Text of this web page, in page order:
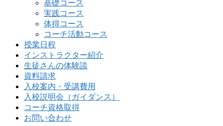
基礎コース
実践コース
体得コース
コーチ活動コース
授業日程
インストラクター紹介
生徒さんの体験談
資料請求
入校案内・受講費用
入校説明会（ガイダンス）
コーチ資格取得
お問い合わせ